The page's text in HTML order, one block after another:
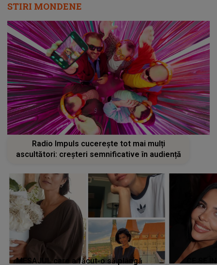
STIRI MONDENE
Radio Impuls cucerește tot mai mulți
ascultători: creșteri semnificative în audiență
MESAJUL care a făcut-o să plângă